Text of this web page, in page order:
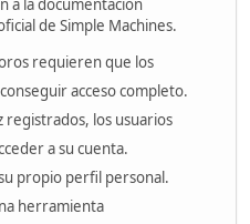
a la documentación
de Simple Machines.
requieren que los
acceso completo.
registrados, los usuarios
a su cuenta.
propio perfil personal.
herramienta